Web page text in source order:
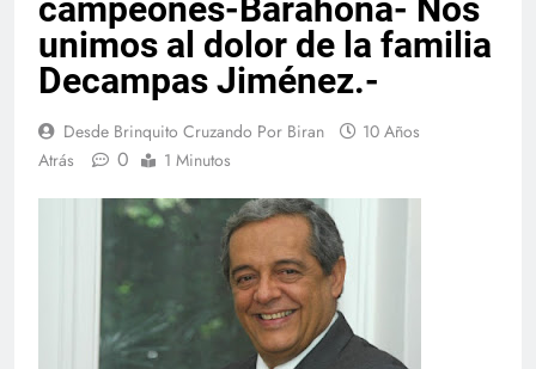
campeones-Barahona- Nos
unimos al dolor de la familia
Decampas Jiménez.-
Desde Brinquito Cruzando Por Biran
10 Años
Atrás
0 1 Minutos